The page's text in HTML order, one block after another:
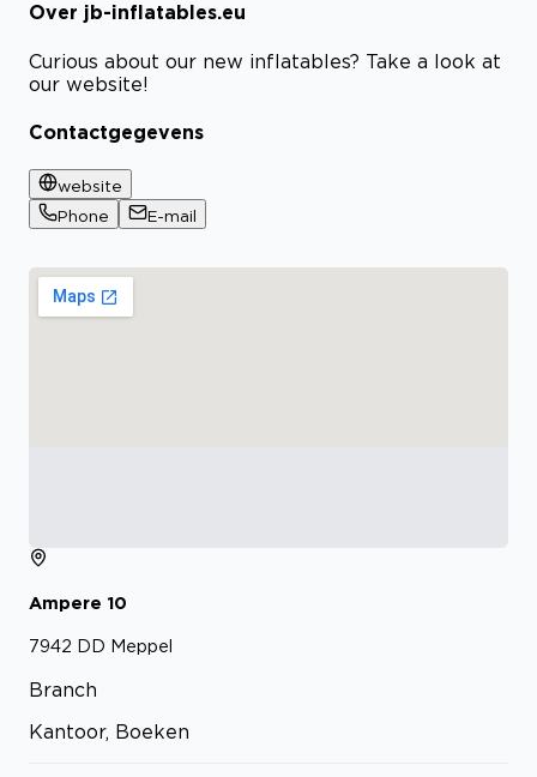
Bekijk certificaat
Over jb-inflatables.eu
Curious about our new inflatables? Take a look at
our website!
Contactgegevens
website
Phone
E-mail
Ampere 10
7942 DD Meppel
Branch
Kantoor, Boeken